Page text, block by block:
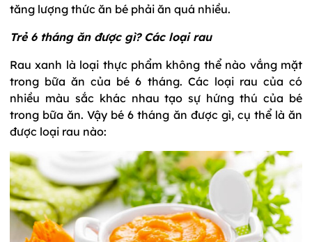
tăng lượng thức ăn bé phải ăn quá nhiều.
Trẻ 6 tháng ăn được gì? Các loại rau
Rau xanh là loại thực phẩm không thể nào vắng mặt
trong bữa ăn của bé 6 tháng. Các loại rau của có
nhiều màu sắc khác nhau tạo sự hứng thú của bé
trong bữa ăn. Vậy bé 6 tháng ăn được gì, cụ thể là ăn
được loại rau nào: